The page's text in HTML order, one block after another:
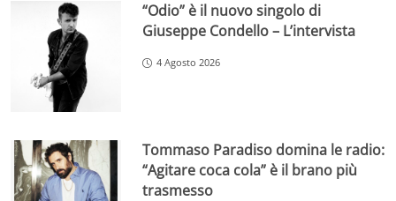
“Odio” è il nuovo singolo di
Giuseppe Condello – L’intervista
4 Agosto 2026
Tommaso Paradiso domina le radio:
“Agitare coca cola” è il brano più
trasmesso